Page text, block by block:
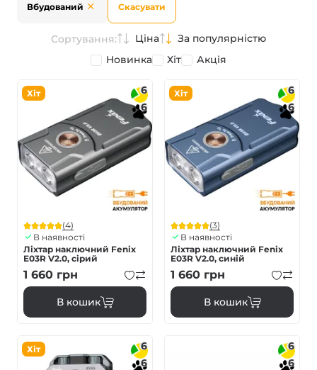
Вбудований Скасувати
Сортування: Ціна
За популярністю
Новинка
Хіт Акція
Хіт
6
6
(4)
В наявності
Ліхтар наключний Fenix
E03R V2.0, сірий
1 660 грн
В кошик
Хіт
6
6
(3)
В наявності
Ліхтар наключний Fenix
E03R V2.0, синій
1 660 грн
В кошик
Хіт
6
6
6
6